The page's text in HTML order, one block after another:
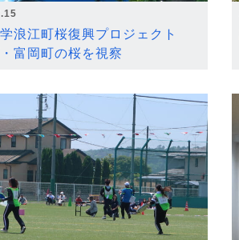
学浪江町桜復興プロジェクト
・富岡町の桜を視察